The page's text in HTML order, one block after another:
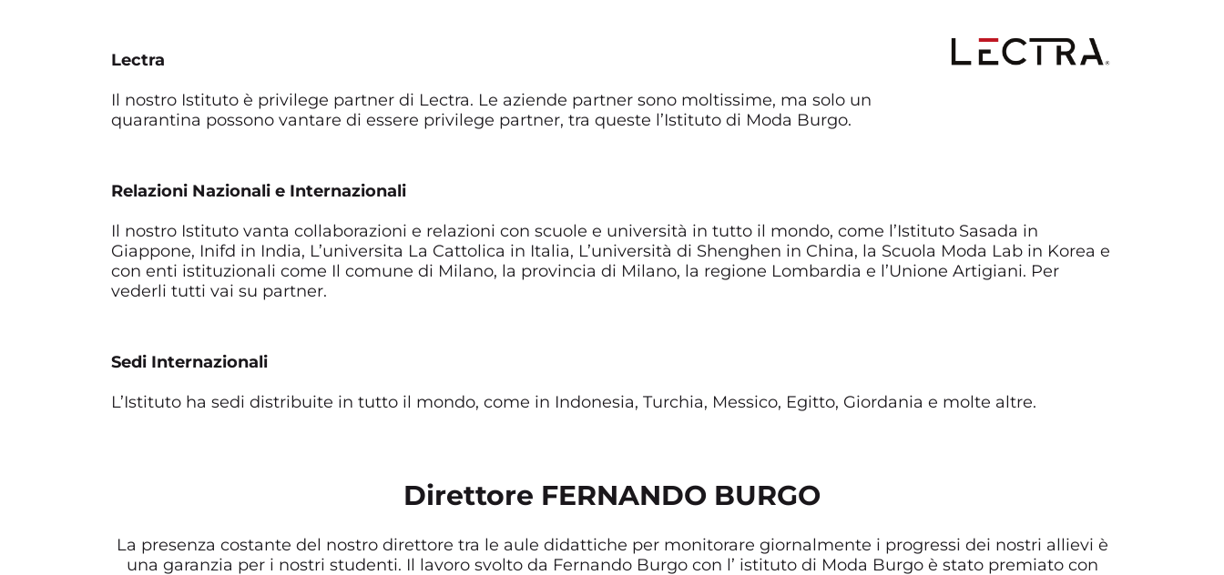
Lectra
Il nostro Istituto è privilege partner di Lectra. Le aziende partner sono moltissime, ma solo un
quarantina possono vantare di essere privilege partner, tra queste l’Istituto di Moda Burgo.
Relazioni Nazionali e Internazionali
Il nostro Istituto vanta collaborazioni e relazioni con scuole e università in tutto il mondo, come l’Istituto Sasada in
Giappone, Inifd in India, L’universita La Cattolica in Italia, L’università di Shenghen in China, la Scuola Moda Lab in Korea e
con enti istituzionali come Il comune di Milano, la provincia di Milano, la regione Lombardia e l’Unione Artigiani. Per
vederli tutti vai su partner.
Sedi Internazionali
L’Istituto ha sedi distribuite in tutto il mondo, come in Indonesia, Turchia, Messico, Egitto, Giordania e molte altre.
Direttore FERNANDO BURGO
La presenza costante del nostro direttore tra le aule didattiche per monitorare giornalmente i progressi dei nostri allievi è
una garanzia per i nostri studenti. Il lavoro svolto da Fernando Burgo con l’ istituto di Moda Burgo è stato premiato con